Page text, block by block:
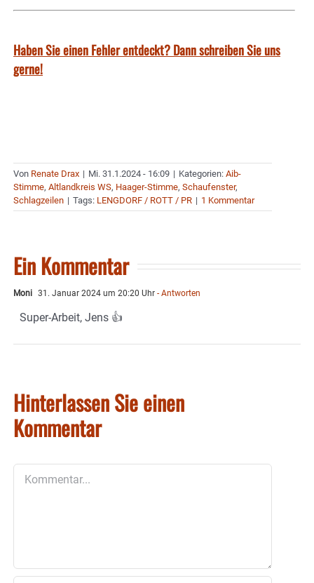
Haben Sie einen Fehler entdeckt? Dann schreiben Sie uns
gerne!
Von Renate Drax | Mi. 31.1.2024 - 16:09 | Kategorien: Aib-
Stimme, Altlandkreis WS, Haager-Stimme, Schaufenster,
Schlagzeilen | Tags: LENGDORF / ROTT / PR | 1 Kommentar
Ein Kommentar
Moni 31. Januar 2024 um 20:20 Uhr - Antworten
Super-Arbeit, Jens 👍
Hinterlassen Sie einen
Kommentar